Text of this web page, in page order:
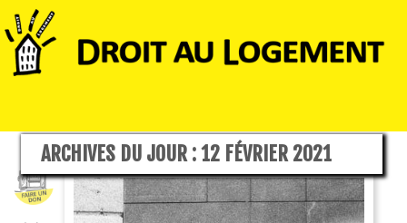
ARCHIVES DU JOUR :12 FÉVRIER 2021